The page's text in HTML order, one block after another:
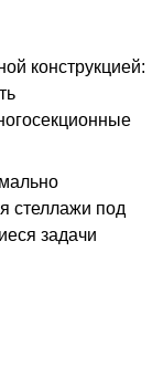
конструкцией:
стеллажи под
задачи